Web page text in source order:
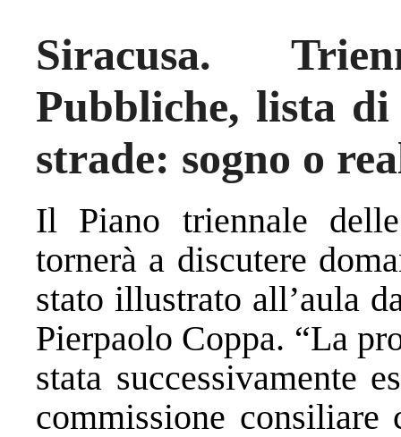
Siracusa.
Pubbliche, lista
strade: sogno o
Il Piano triennale
tornerà a discutere
stato illustrato all’aula
Pierpaolo Coppa. “La
stata successivamente
commissione consiliare